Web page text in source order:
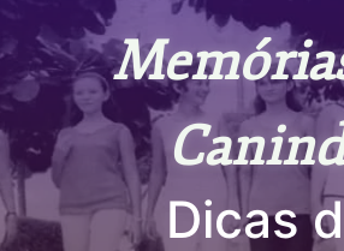
Dicas